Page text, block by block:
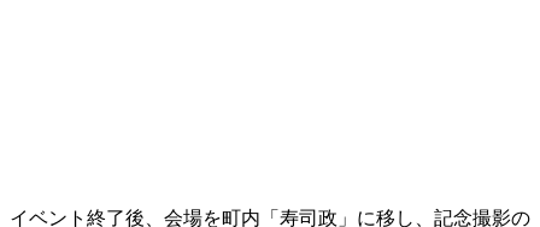
イベント終了後、会場を町内「寿司政」に移し、記念撮影の